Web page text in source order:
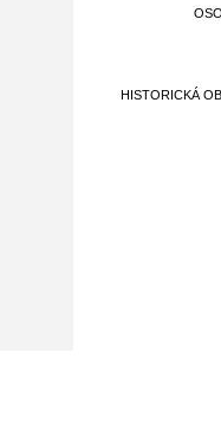
HISTORICKÁ